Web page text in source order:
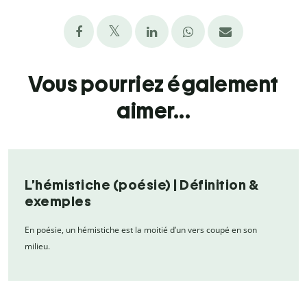
Vous pourriez également
aimer...
L’hémistiche (poésie) | Définition &
exemples
En poésie, un hémistiche est la moitié d’un vers coupé en son
milieu.